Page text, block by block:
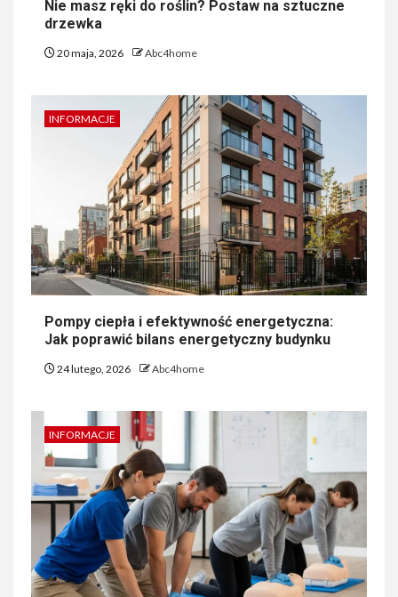
Nie masz ręki do roślin? Postaw na sztuczne
drzewka
20 maja, 2026 Abc4home
INFORMACJE
Pompy ciepła i efektywność energetyczna:
Jak poprawić bilans energetyczny budynku
24 lutego, 2026 Abc4home
INFORMACJE